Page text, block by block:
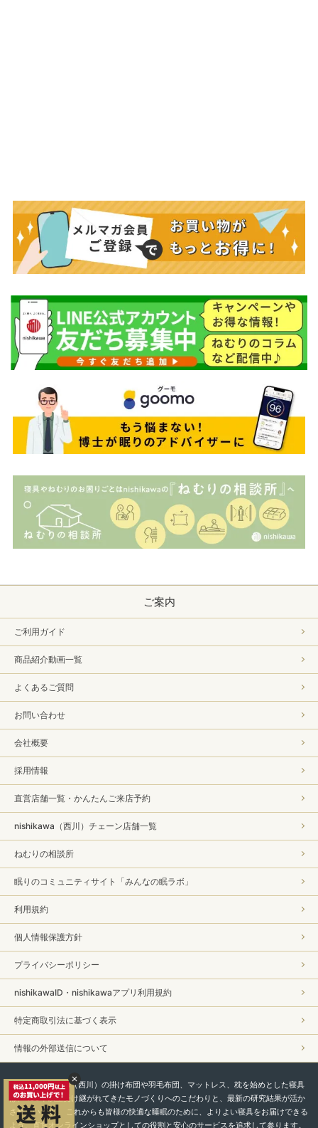
ご案内
ご利用ガイド
商品紹介動画一覧
よくあるご質問
お問い合わせ
会社概要
採用情報
直営店舗一覧・かんたんご来店予約
nishikawa（西川）チェーン店舗一覧
ねむりの相談所
眠りのコミュニティサイト「みんなの眠ラボ」
利用規約
個人情報保護方針
プライバシーポリシー
nishikawaID・nishikawaアプリ利用規約
特定商取引法に基づく表示
情報の外部送信について
私たちnishikawa（西川）の掛け布団や羽毛布団、マットレス、枕を始めとした寝具
は、450年以上受け継がれてきたモノづくりへのこだわりと、最新の研究結果が活か
されています。 これからも皆様の快適な睡眠のために、よりよい寝具をお届けできる
よう、直営オンラインショップとしての役割と安心のサービスを追求して参ります。